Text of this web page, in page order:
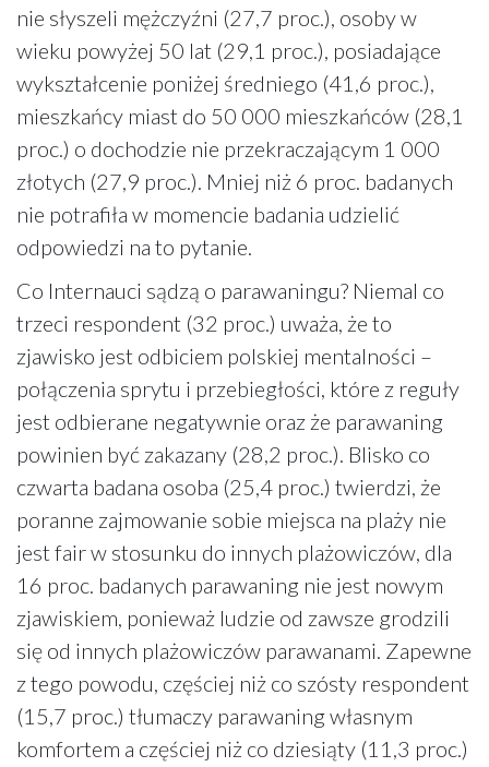
nie słyszeli mężczyźni (27,7 proc.), osoby w
wieku powyżej 50 lat (29,1 proc.), posiadające
wykształcenie poniżej średniego (41,6 proc.),
mieszkańcy miast do 50 000 mieszkańców (28,1
proc.) o dochodzie nie przekraczającym 1 000
złotych (27,9 proc.). Mniej niż 6 proc. badanych
nie potrafiła w momencie badania udzielić
odpowiedzi na to pytanie.
Co Internauci sądzą o parawaningu? Niemal co
trzeci respondent (32 proc.) uważa, że to
zjawisko jest odbiciem polskiej mentalności –
połączenia sprytu i przebiegłości, które z reguły
jest odbierane negatywnie oraz że parawaning
powinien być zakazany (28,2 proc.). Blisko co
czwarta badana osoba (25,4 proc.) twierdzi, że
poranne zajmowanie sobie miejsca na plaży nie
jest fair w stosunku do innych plażowiczów, dla
16 proc. badanych parawaning nie jest nowym
zjawiskiem, ponieważ ludzie od zawsze grodzili
się od innych plażowiczów parawanami. Zapewne
z tego powodu, częściej niż co szósty respondent
(15,7 proc.) tłumaczy parawaning własnym
komfortem a częściej niż co dziesiąty (11,3 proc.)